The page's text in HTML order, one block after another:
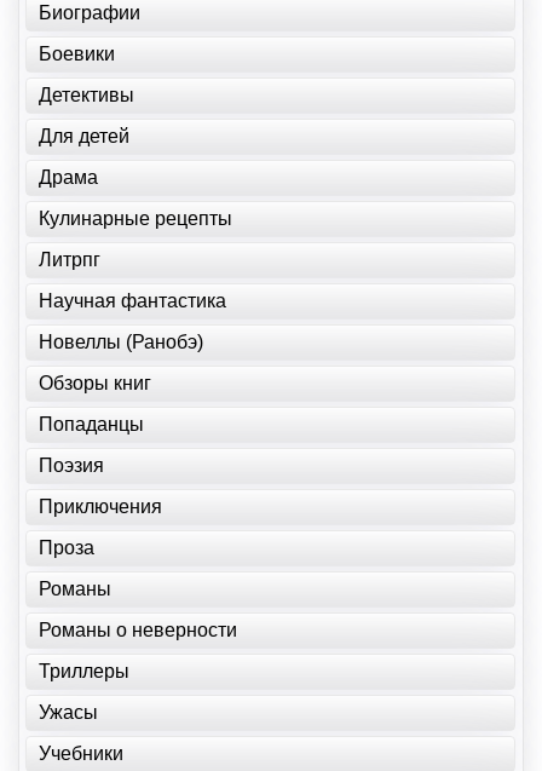
Биографии
Боевики
Детективы
Для детей
Драма
Кулинарные рецепты
Литрпг
Научная фантастика
Новеллы (Ранобэ)
Обзоры книг
Попаданцы
Поэзия
Приключения
Проза
Романы
Романы о неверности
Триллеры
Ужасы
Учебники